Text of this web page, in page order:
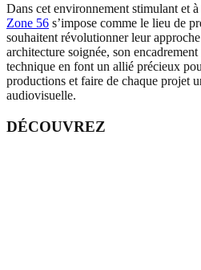
Dans cet environnement stimulant et
Zone 56 s’impose comme le lieu de
souhaitent révolutionner leur
architecture soignée, son
technique en font un allié précieux
productions et faire de chaque projet
audiovisuelle.
DÉCOUVREZ